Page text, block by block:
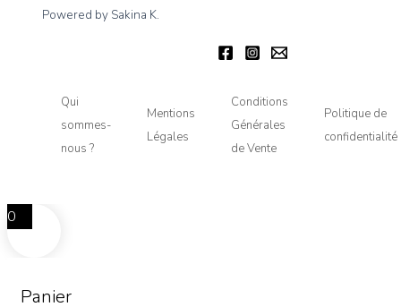
Powered by Sakina K.
Qui
sommes-
nous ?
Mentions
Légales
Conditions
Générales
de Vente
Politique de
confidentialité
0
Panier